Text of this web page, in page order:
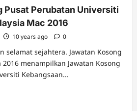
Pusat Perubatan Universiti
Mac 2016
10 years ago 0
selamat sejahtera. Jawatan Kosong
menampilkan Jawatan Kosong
Kebangsaan...